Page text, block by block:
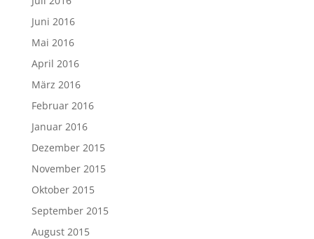
Juni 2016
Mai 2016
April 2016
März 2016
Februar 2016
Januar 2016
Dezember 2015
November 2015
Oktober 2015
September 2015
August 2015